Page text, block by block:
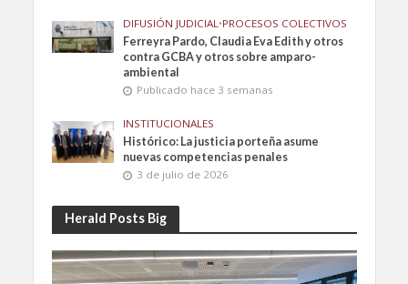
DIFUSIÓN JUDICIAL•PROCESOS COLECTIVOS
Ferreyra Pardo, Claudia Eva Edith y otros
contra GCBA y otros sobre amparo-
ambiental
Publicado hace 3 semanas
INSTITUCIONALES
Histórico: La justicia porteña asume
nuevas competencias penales
3 de julio de 2026
Herald Posts Big